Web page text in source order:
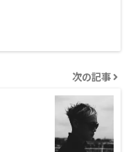
次の記事